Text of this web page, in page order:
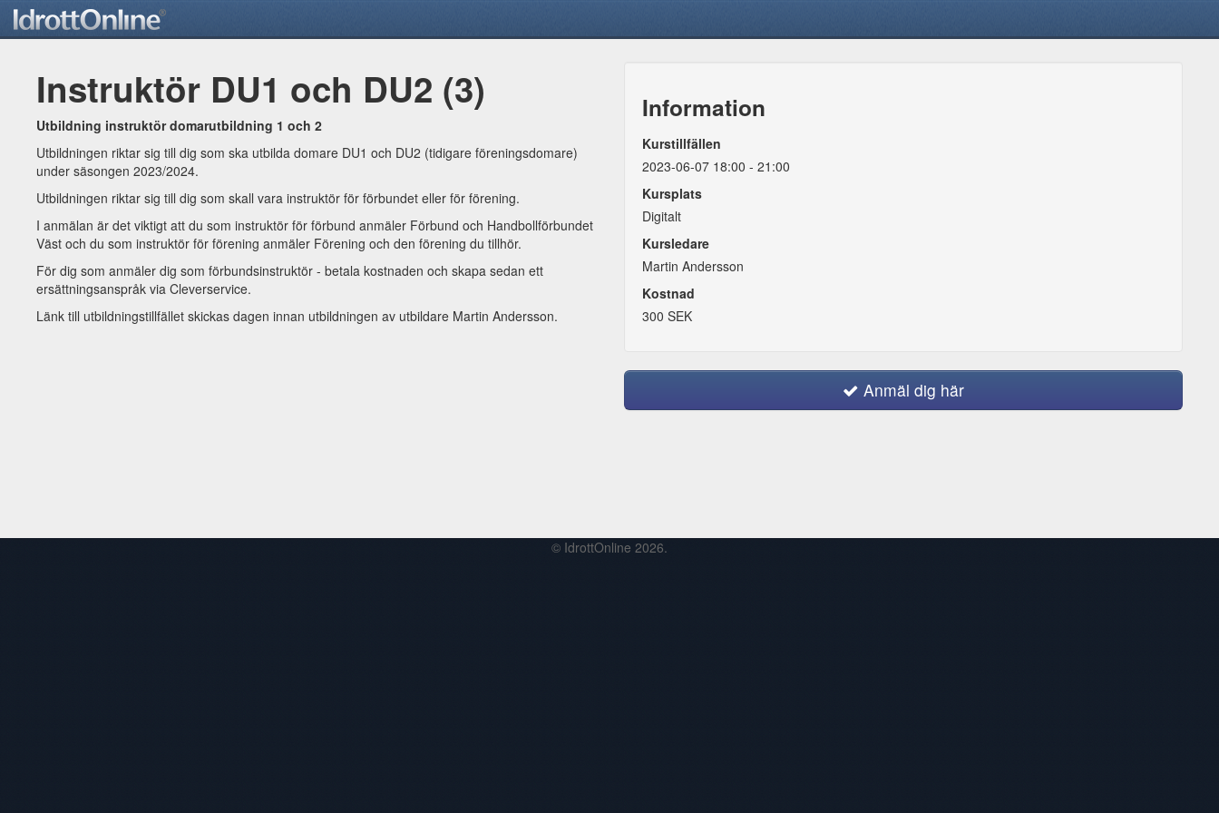
Instruktör DU1 och DU2 (3)
Utbildning instruktör domarutbildning 1 och 2
Utbildningen riktar sig till dig som ska utbilda domare DU1 och DU2 (tidigare föreningsdomare)
under säsongen 2023/2024.
Utbildningen riktar sig till dig som skall vara instruktör för förbundet eller för förening.
I anmälan är det viktigt att du som instruktör för förbund anmäler Förbund och Handbollförbundet
Väst och du som instruktör för förening anmäler Förening och den förening du tillhör.
För dig som anmäler dig som förbundsinstruktör - betala kostnaden och skapa sedan ett
ersättningsanspråk via Cleverservice.
Länk till utbildningstillfället skickas dagen innan utbildningen av utbildare Martin Andersson.
Information
Kurstillfällen
2023-06-07 18:00 - 21:00
Kursplats
Digitalt
Kursledare
Martin Andersson
Kostnad
300 SEK
Anmäl dig här
© IdrottOnline 2026.